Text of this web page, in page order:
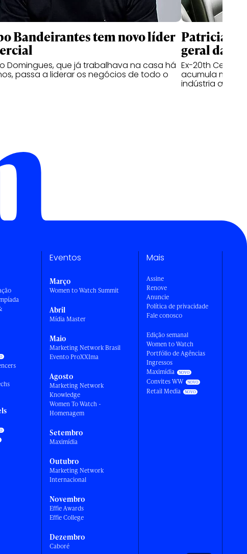
Bandeirantes tem novo líder
Domingues, que já trabalhava na casa há
passa a liderar os negócios de todo o
Patricia
geral da
Ex-20th Century
acumula mais
indústria
Eventos
Março
Women to Watch Summit
Abril
Mídia Master
Maio
Marketing Network Brasil
Evento ProXXIma
Agosto
Marketing Network
Knowledge
Women To Watch -
Homenagem
Setembro
Maximídia
Outubro
Marketing Network
Internacional
Novembro
Effie Awards
Effie College
Dezembro
Caboré
Mais
Assine
Renove
Anuncie
Política de privacidade
Fale conosco
Edição semanal
Women to Watch
Portfólio de Agências
Ingressos
Maximídia
Convites WW
Retail Media